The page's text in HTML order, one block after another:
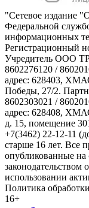
"Сетевое издание
Федеральной
информационных
Регистрационный
Учредитель ООО
8602276120 /
адрес: 628403,
Победы, 27/2.
8602303021 /
адрес: 628408,
д. 15, помещение
+7(3462) 22-12-11
старше 16 лет. Все
опубликованные на
использовании
Политика
16+